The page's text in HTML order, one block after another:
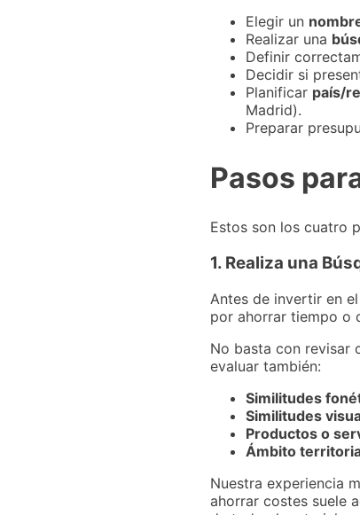
Elegir un
Realizar una
Definir
Decidir si
Planificar país/
Madrid).
Preparar
Pasos
Estos son los cuatro
1. Realiza una
Antes de invertir en
por ahorrar tiempo o
No basta con revisar
evaluar también:
Similitudes
Similitudes
Productos o
Ámbito
Nuestra experiencia
ahorrar costes suele